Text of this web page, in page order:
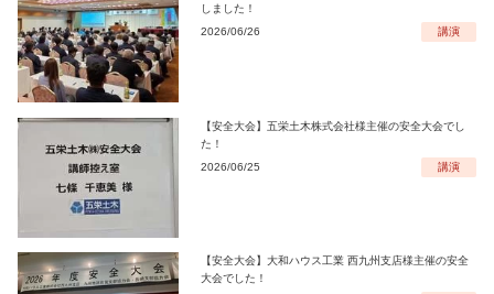
しました！
2026/06/26
講演
【安全大会】五栄土木株式会社様主催の安全大会でし
た！
2026/06/25
講演
【安全大会】大和ハウス工業 西九州支店様主催の安全
大会でした！